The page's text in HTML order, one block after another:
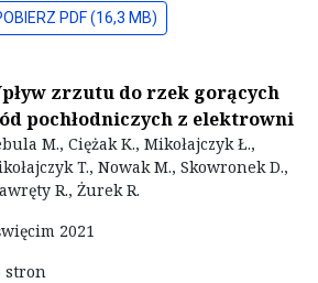
PDF (16,3 MB)
zrzutu do rzek gorących
pochłodniczych z elektrowni
M., Ciężak K., Mikołajczyk Ł.,
T., Nowak M., Skowronek D.,
R., Żurek R.
2021
stron